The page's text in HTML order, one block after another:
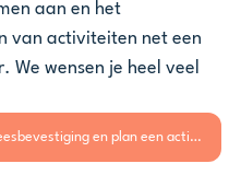
aan en het
van activiteiten net een
We wensen je heel veel
Ontdek de leesbevestiging en plan een activiteit.